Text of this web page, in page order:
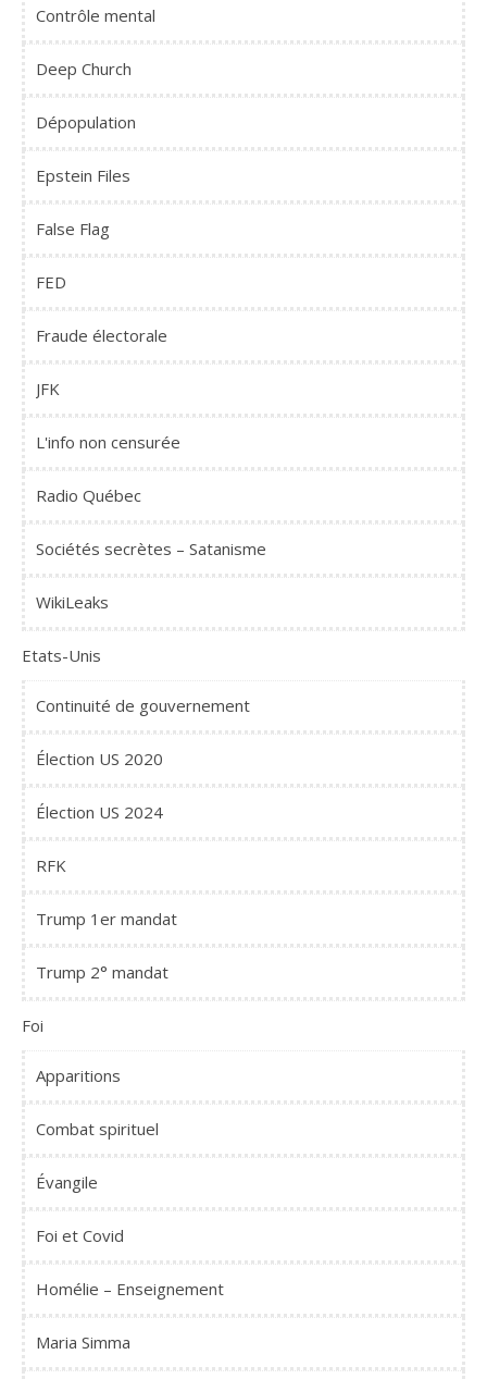
Contrôle mental
Deep Church
Dépopulation
Epstein Files
False Flag
FED
Fraude électorale
JFK
L'info non censurée
Radio Québec
Sociétés secrètes – Satanisme
WikiLeaks
Etats-Unis
Continuité de gouvernement
Élection US 2020
Élection US 2024
RFK
Trump 1er mandat
Trump 2° mandat
Foi
Apparitions
Combat spirituel
Évangile
Foi et Covid
Homélie – Enseignement
Maria Simma